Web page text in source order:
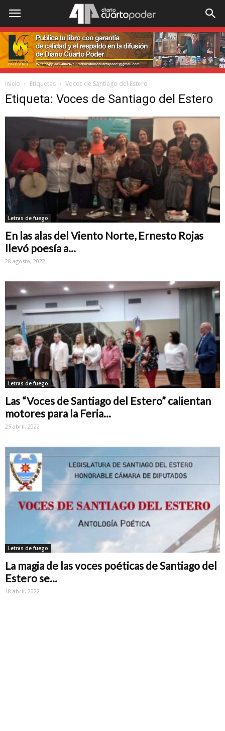
Inicio Etiquetas Voces de Santiago del Estero
Etiqueta: Voces de Santiago del Estero
Letras de fuego
En las alas del Viento Norte, Ernesto Rojas
llevó poesía a...
28 agosto, 2022
Letras de fuego
Las “Voces de Santiago del Estero” calientan
motores para la Feria...
25 abril, 2022
Letras de fuego
La magia de las voces poéticas de Santiago del
Estero se...
18 abril, 2022